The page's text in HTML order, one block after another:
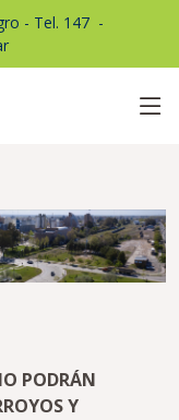
- Tel. 1471 -
PODRÁN
Y